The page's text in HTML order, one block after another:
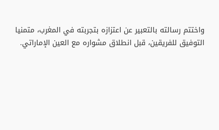
واختتم رسالته بالتعبير عن اعتزازه بتجربته في المغرب، متمنيا
التوفيق للفريقين، قبل انطلاق مشواره مع العين الإماراتي.